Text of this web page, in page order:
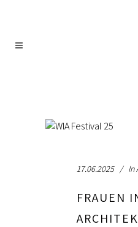
17.06.2025 In
FRAUEN